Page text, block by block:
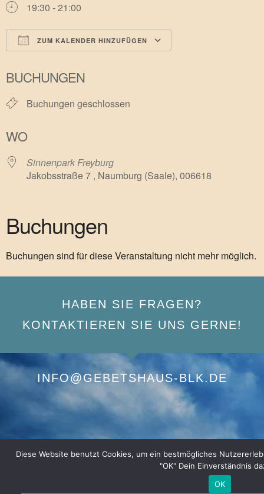
19:30 - 21:00
ZUM KALENDER HINZUFÜGEN
BUCHUNGEN
Buchungen geschlossen
WO
Sinnenpark Freyburg
Jakobsstraße 7 , Naumburg (Saale), 006618
Buchungen
Buchungen sind für diese Veranstaltung nicht mehr möglich.
HABEN SIE FRAGEN?
KONTAKTIEREN SIE UNS GERNE!
INFO@GEBETSHAUS-BLK.DE
Diese Website benutzt Cookies, um ein bestmögliches
"OK" Dein Einverständnis
OK